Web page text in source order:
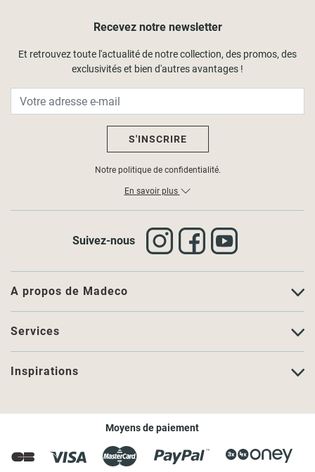
A propos de Madeco
Services
Inspirations
Recevez notre newsletter
Et retrouvez toute l'actualité de notre collection, des promos, des
exclusivités et bien d'autres avantages !
S'INSCRIRE
Notre politique de confidentialité.
En savoir plus
Suivez-nous
Moyens de paiement